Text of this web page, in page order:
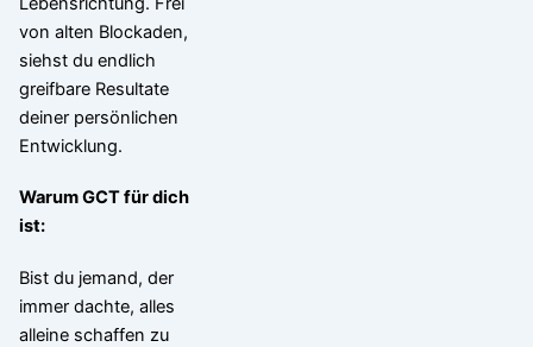
von alten Blockaden,
siehst du endlich
greifbare Resultate
deiner persönlichen
Entwicklung.
Warum GCT für dich
ist:
Bist du jemand, der
immer dachte, alles
alleine schaffen zu